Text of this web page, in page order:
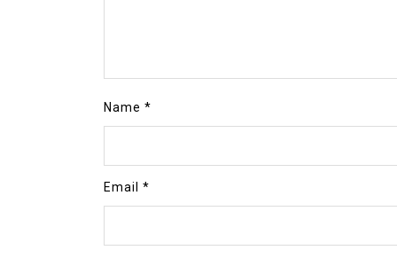
Name *
Email *